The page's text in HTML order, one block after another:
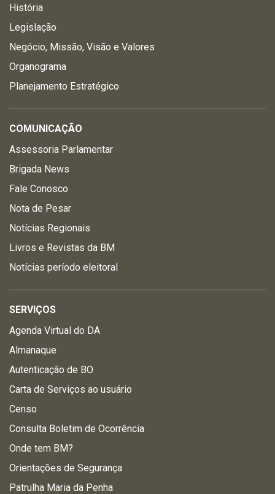
História
Legislação
Negócio, Missão, Visão e Valores
Organograma
Planejamento Estratégico
COMUNICAÇÃO
Assessoria Parlamentar
Brigada News
Fale Conosco
Nota de Pesar
Notícias Regionais
Livros e Revistas da BM
Notícias período eleitoral
SERVIÇOS
Agenda Virtual do DA
Almanaque
Autenticação de BO
Carta de Serviços ao usuário
Censo
Consulta Boletim de Ocorrência
Onde tem BM?
Orientações de Segurança
Patrulha Maria da Penha